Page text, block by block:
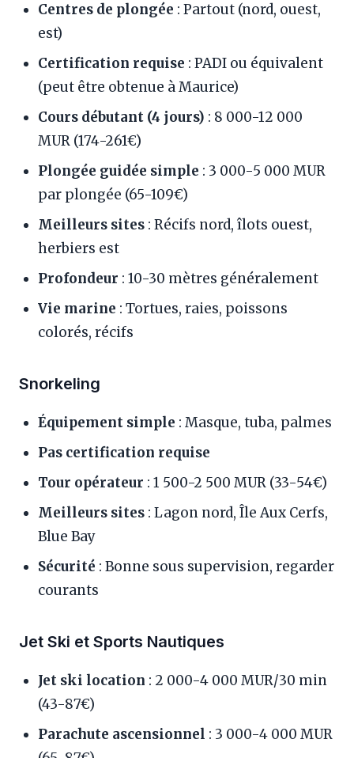
Centres de plongée : Partout (nord, ouest,
est)
Certification requise : PADI ou équivalent
(peut être obtenue à Maurice)
Cours débutant (4 jours) : 8 000-12 000
MUR (174-261€)
Plongée guidée simple : 3 000-5 000 MUR
par plongée (65-109€)
Meilleurs sites : Récifs nord, îlots ouest,
herbiers est
Profondeur : 10-30 mètres généralement
Vie marine : Tortues, raies, poissons
colorés, récifs
Snorkeling
Équipement simple : Masque, tuba, palmes
Pas certification requise
Tour opérateur : 1 500-2 500 MUR (33-54€)
Meilleurs sites : Lagon nord, Île Aux Cerfs,
Blue Bay
Sécurité : Bonne sous supervision, regarder
courants
Jet Ski et Sports Nautiques
Jet ski location : 2 000-4 000 MUR/30 min
(43-87€)
Parachute ascensionnel : 3 000-4 000 MUR